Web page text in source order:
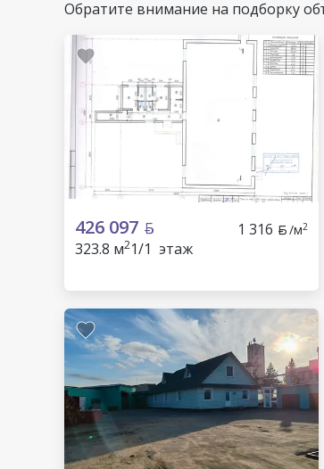
Обратите внимание на подборку
426 097 1 316 /м2
323.8 м21/1 этаж